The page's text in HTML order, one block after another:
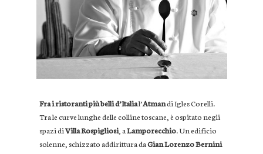
Fra i ristoranti più belli d’Italial’Atmandi Igles Corelli.
Tra le curve lunghe delle colline toscane, è ospitato negli
spazi diVilla Rospigliosi, aLamporecchio. Un edificio
solenne, schizzato addirittura daGian Lorenzo Bernini